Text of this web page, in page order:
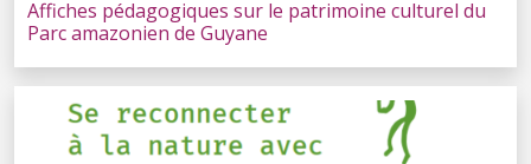
Affiches pédagogiques sur le patrimoine culturel du
Parc amazonien de Guyane